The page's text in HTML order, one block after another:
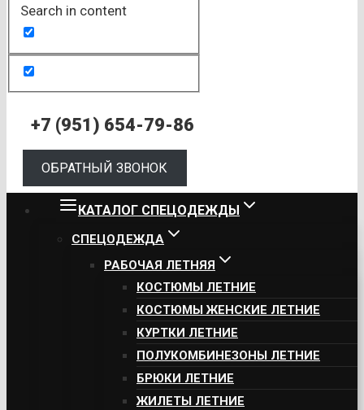
Search in content
+7 (951) 654-79-86
ОБРАТНЫЙ ЗВОНОК
КАТАЛОГ СПЕЦОДЕЖДЫ
СПЕЦОДЕЖДА
РАБОЧАЯ ЛЕТНЯЯ
КОСТЮМЫ ЛЕТНИЕ
КОСТЮМЫ ЖЕНСКИЕ ЛЕТНИЕ
КУРТКИ ЛЕТНИЕ
ПОЛУКОМБИНЕЗОНЫ ЛЕТНИЕ
БРЮКИ ЛЕТНИЕ
ЖИЛЕТЫ ЛЕТНИЕ